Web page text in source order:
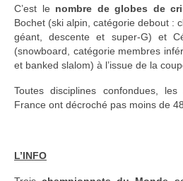
C’est le nombre de globes de
Bochet (ski alpin, catégorie debout :
géant, descente et super-G) et
(snowboard, catégorie membres
et banked slalom) à l’issue de la
Toutes disciplines confondues,
France ont décroché pas moins de
L’INFO